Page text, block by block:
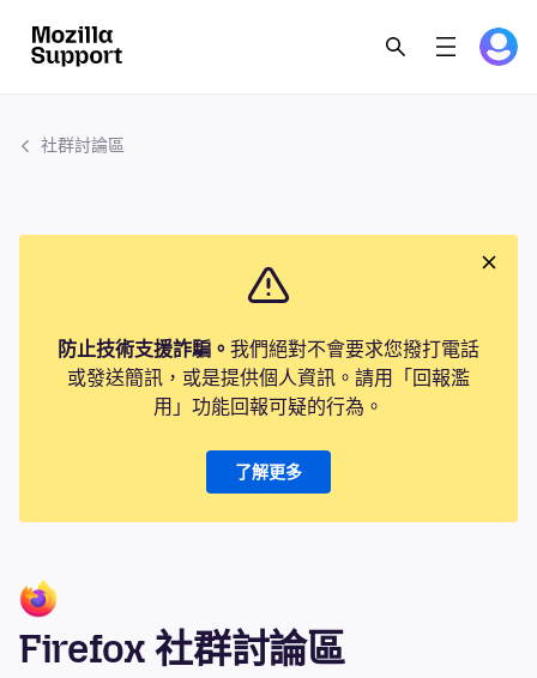
社群討論區
防止技術支援詐騙。 我們絕對不會要求您撥打電話
或發送簡訊，或是提供個人資訊。請用「回報濫
用」功能回報可疑的行為。
了解更多
Firefox 社群討論區